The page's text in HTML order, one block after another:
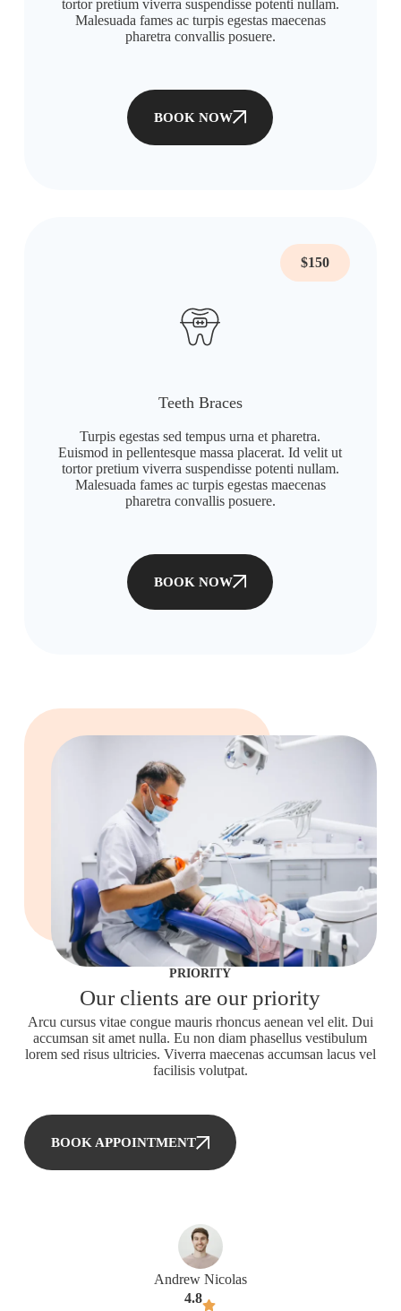
tortor pretium viverra suspendisse potenti nullam.
Malesuada fames ac turpis egestas maecenas
pharetra convallis posuere.
BOOK NOW
$150
Teeth Braces
Turpis egestas sed tempus urna et pharetra.
Euismod in pellentesque massa placerat. Id velit ut
tortor pretium viverra suspendisse potenti nullam.
Malesuada fames ac turpis egestas maecenas
pharetra convallis posuere.
BOOK NOW
PRIORITY
Our clients are our priority
Arcu cursus vitae congue mauris rhoncus aenean vel elit. Dui
accumsan sit amet nulla. Eu non diam phasellus vestibulum
lorem sed risus ultricies. Viverra maecenas accumsan lacus vel
facilisis volutpat.
BOOK APPOINTMENT
Andrew Nicolas
4.8